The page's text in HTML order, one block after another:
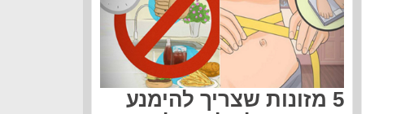
5 מזונות שצריך להימנע